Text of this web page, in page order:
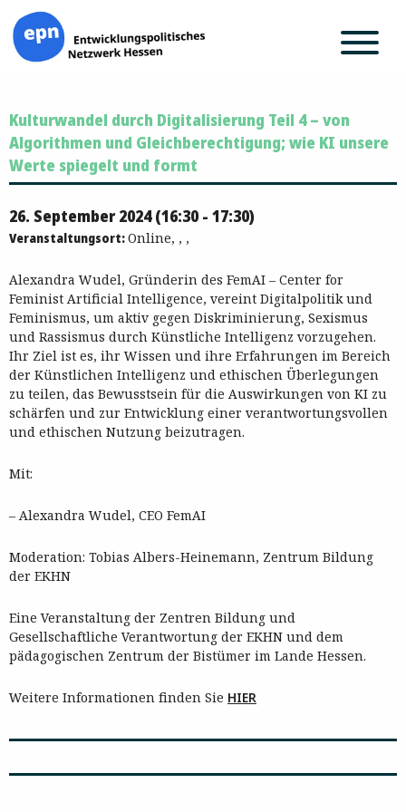
Inhalt
springen
Kulturwandel durch Digitalisierung Teil 4 – von
Algorithmen und Gleichberechtigung; wie KI unsere
Werte spiegelt und formt
26. September 2024 (16:30 - 17:30)
Veranstaltungsort:Online, , ,
Alexandra Wudel, Gründerin des FemAI – Center for
Feminist Artificial Intelligence, vereint Digitalpolitik und
Feminismus, um aktiv gegen Diskriminierung, Sexismus
und Rassismus durch Künstliche Intelligenz vorzugehen.
Ihr Ziel ist es, ihr Wissen und ihre Erfahrungen im Bereich
der Künstlichen Intelligenz und ethischen Überlegungen
zu teilen, das Bewusstsein für die Auswirkungen von KI zu
schärfen und zur Entwicklung einer verantwortungsvollen
und ethischen Nutzung beizutragen.
Mit:
– Alexandra Wudel, CEO FemAI
Moderation: Tobias Albers-Heinemann, Zentrum Bildung
der EKHN
Eine Veranstaltung der Zentren Bildung und
Gesellschaftliche Verantwortung der EKHN und dem
pädagogischen Zentrum der Bistümer im Lande Hessen.
Weitere Informationen finden Sie HIER